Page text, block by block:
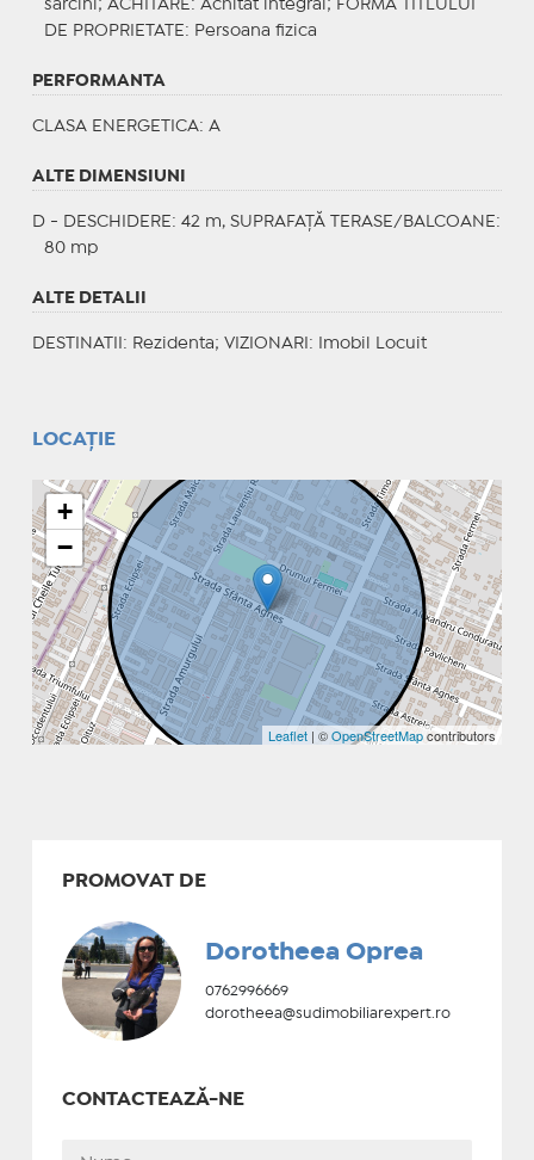
sarcini; ACHITARE : Achitat integral; FORMA TITLULUI
DE PROPRIETATE : Persoana fizica
PERFORMANTA
CLASA ENERGETICA: A
ALTE DIMENSIUNI
D - DESCHIDERE: 42 m, SUPRAFAȚĂ TERASE/BALCOANE:
80 mp
ALTE DETALII
DESTINATII : Rezidenta; VIZIONARI : Imobil Locuit
LOCAȚIE
+
−
Leaflet | ©OpenStreetMapcontributors
PROMOVAT DE
Dorotheea Oprea
0762996669
dorotheea@sudimobiliarexpert.ro
CONTACTEAZĂ-NE